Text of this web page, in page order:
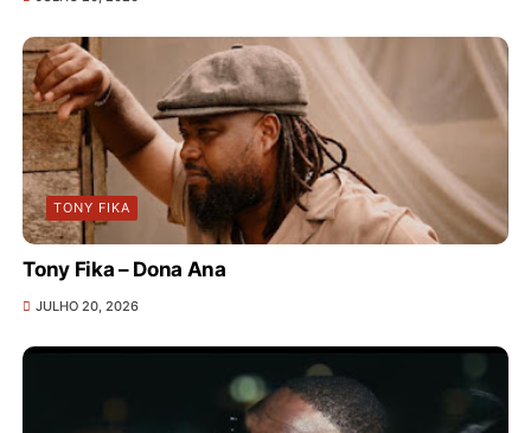
TONY FIKA
Tony Fika – Dona Ana
JULHO 20, 2026